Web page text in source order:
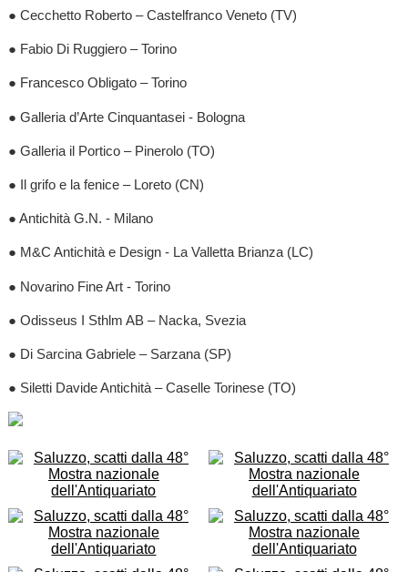
● Cecchetto Roberto – Castelfranco Veneto (TV)
● Fabio Di Ruggiero – Torino
● Francesco Obligato – Torino
● Galleria d’Arte Cinquantasei - Bologna
● Galleria il Portico – Pinerolo (TO)
● Il grifo e la fenice – Loreto (CN)
● Antichità G.N. - Milano
● M&C Antichità e Design - La Valletta Brianza (LC)
● Novarino Fine Art - Torino
● Odisseus I Sthlm AB – Nacka, Svezia
● Di Sarcina Gabriele – Sarzana (SP)
● Siletti Davide Antichità – Caselle Torinese (TO)